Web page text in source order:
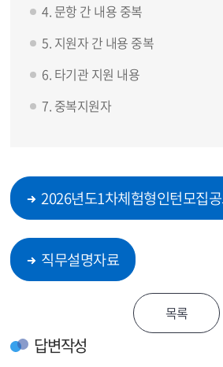
4. 문항 간 내용 중복
5. 지원자 간 내용 중복
6. 타기관 지원 내용
7. 중복지원자
2026년도1차체험형인턴모집
직무설명자료
답변작성